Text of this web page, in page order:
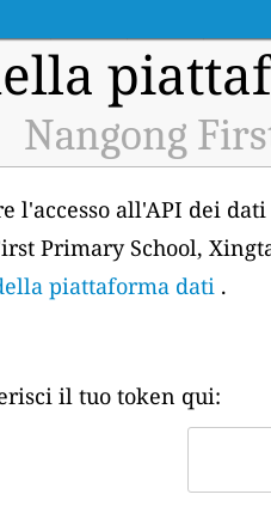
Nangong
l'accesso all'API dei
Primary School,
piattaforma dati .
il tuo token qui: